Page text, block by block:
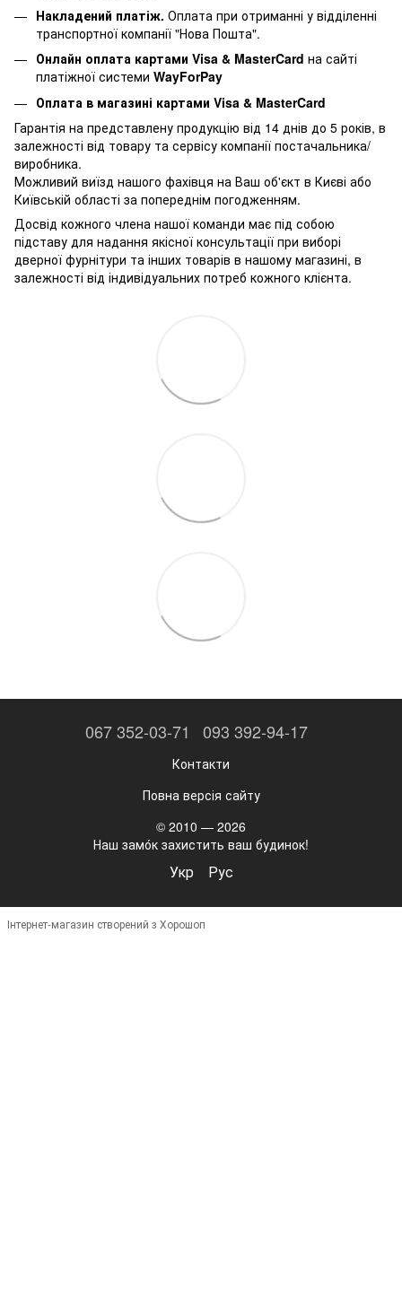
Накладений платіж. Оплата при отриманні у відділенні
транспортної компанії "Нова Пошта".
Онлайн оплата картами Visa & MasterCard на сайті
платіжної системи WayForPay
Оплата в магазині картами Visa & MasterCard
Гарантія на представлену продукцію від 14 днів до 5 років, в
залежності від товару та сервісу компанії постачальника/
виробника.
Можливий виїзд нашого фахівця на Ваш об'єкт в Києві або
Київській області за попереднім погодженням.
Досвід кожного члена нашої команди має під собою
підставу для надання якісної консультації при виборі
дверної фурнітури та інших товарів в нашому магазині, в
залежності від індивідуальних потреб кожного клієнта.
067 352-03-71 093 392-94-17
Контакти
Повна версія сайту
© 2010 — 2026
Наш замо́к захистить ваш будинок!
Укр Рус
Інтернет-магазин створений з Хорошоп